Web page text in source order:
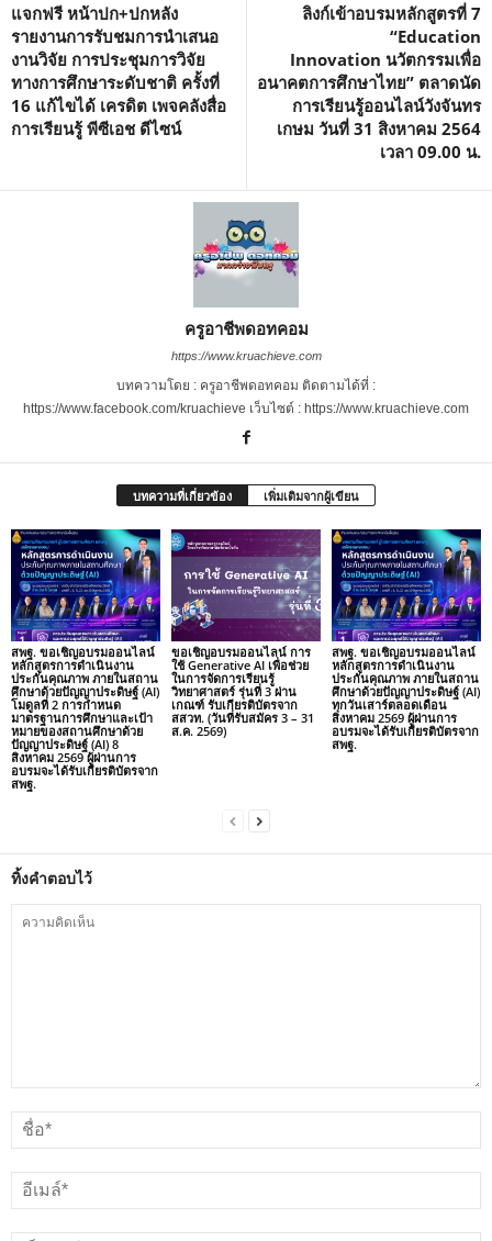
แจกฟรี หน้าปก+ปกหลัง
รายงานการรับชมการนำเสนอ
งานวิจัย การประชุมการวิจัย
ทางการศึกษาระดับชาติ ครั้งที่
16 แก้ไขได้ เครดิต เพจคลังสื่อ
การเรียนรู้ พีซีเอช ดีไซน์
ลิงก์เข้าอบรมหลักสูตรที่ 7
“Education
Innovation นวัตกรรมเพื่อ
อนาคตการศึกษาไทย” ตลาดนัด
การเรียนรู้ออนไลน์วังจันทร
เกษม วันที่ 31 สิงหาคม 2564
เวลา 09.00 น.
ครูอาชีพดอทคอม
https://www.kruachieve.com
บทความโดย : ครูอาชีพดอทคอม ติดตามได้ที่ :
https://www.facebook.com/kruachieve เว็บไซต์ : https://www.kruachieve.com
บทความที่เกี่ยวข้อง เพิ่มเติมจากผู้เขียน
สพฐ. ขอเชิญอบรมออนไลน์
หลักสูตรการดำเนินงาน
ประกันคุณภาพ ภายในสถาน
ศึกษาด้วยปัญญาประดิษฐ์ (AI)
โมดูลที่ 2 การกำหนด
มาตรฐานการศึกษาและเป้า
หมายของสถานศึกษาด้วย
ปัญญาประดิษฐ์ (AI) 8
สิงหาคม 2569 ผู้ผ่านการ
อบรมจะได้รับเกียรติบัตรจาก
สพฐ.
ขอเชิญอบรมออนไลน์ การ
ใช้ Generative AI เพื่อช่วย
ในการจัดการเรียนรู้
วิทยาศาสตร์ รุ่นที่ 3 ผ่าน
เกณฑ์ รับเกียรติบัตรจาก
สสวท. (วันที่รับสมัคร 3 – 31
ส.ค. 2569)
สพฐ. ขอเชิญอบรมออนไลน์
หลักสูตรการดำเนินงาน
ประกันคุณภาพ ภายในสถาน
ศึกษาด้วยปัญญาประดิษฐ์ (AI)
ทุกวันเสาร์ตลอดเดือน
สิงหาคม 2569 ผู้ผ่านการ
อบรมจะได้รับเกียรติบัตรจาก
สพฐ.
ทิ้งคำตอบไว้